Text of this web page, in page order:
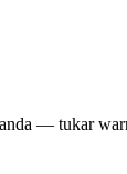
— tukar